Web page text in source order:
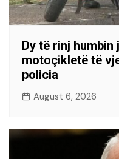
Dy të rinj
motoçikletë të
policia
August 6, 2026